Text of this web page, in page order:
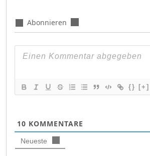
Abonnieren
{} [+]
10 KOMMENTARE
Neueste